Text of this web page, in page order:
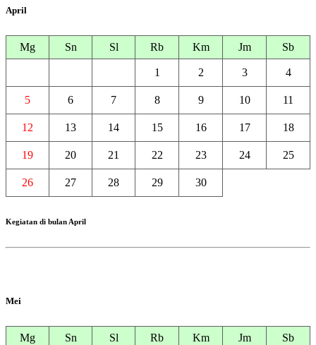
April
Mg Sn Sl Rb Km Jm Sb
1 2 3 4
5 6 7 8 9 10 11
12 13 14 15 16 17 18
19 20 21 22 23 24 25
26 27 28 29 30
Kegiatan di bulan April
Mei
Mg Sn Sl Rb Km Jm Sb